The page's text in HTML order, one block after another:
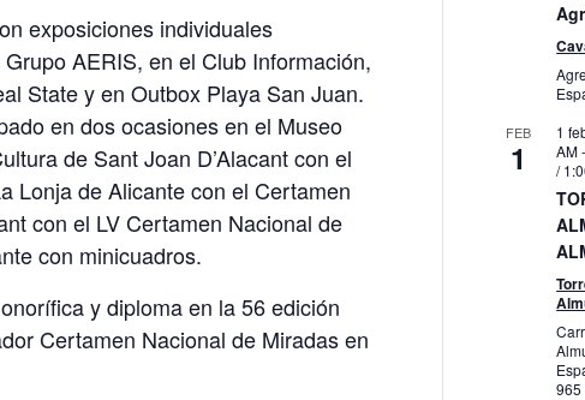
exposiciones individuales
AERIS, en el Club Información,
State y en Outbox Playa San Juan.
en dos ocasiones en el Museo
de Sant Joan D’Alacant con el
Lonja de Alicante con el Certamen
con el LV Certamen Nacional de
con minicuadros.
y diploma en la 56 edición
Certamen Nacional de Miradas en
FEB
1
1
AM
/
965